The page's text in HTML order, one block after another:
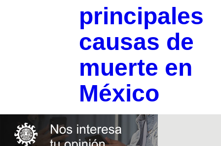
principales
causas de
muerte en
México